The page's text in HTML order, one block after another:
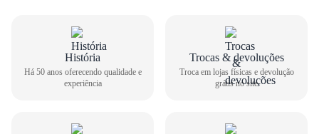
GUIA DE TAMANHOS
Tênis Casual Sua Cia Feminino 8355.15421
História
Há 50 anos oferecendo qualidade e
experiência
Trocas & devoluções
Troca em lojas físicas e devolução
grátis no site